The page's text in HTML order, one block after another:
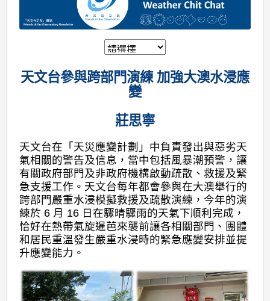
天文台參與跨部門演練 加強大澳水浸應
變
莊思寧
天文台在「天災應變計劃」中負責發出與惡劣天
氣相關的警告及信息，當中包括風暴潮預警，讓
有關政府部門及非政府機構啟動疏散、救援及緊
急支援工作。天文台每年都會參與在大澳舉行的
跨部門嚴重水浸模擬救援及疏散演練，今年的演
練於 6 月 16 日在驟晴驟雨的天氣下順利完成，
恰好在熱帶氣旋暹芭來襲前讓各相關部門、團體
和居民重溫發生嚴重水浸時的緊急應變安排並提
升應變能力。